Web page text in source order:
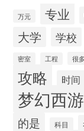
万元 专业
大学 学校
密室 工程 很
攻略 时间
梦幻西游
的是 科目